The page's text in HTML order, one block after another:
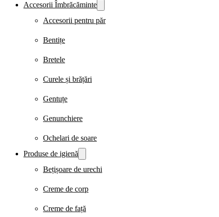
Accesorii Îmbrăcăminte
Accesorii pentru păr
Bentițe
Bretele
Curele și brățări
Gentuțe
Genunchiere
Ochelari de soare
Produse de igienă
Bețișoare de urechi
Creme de corp
Creme de față